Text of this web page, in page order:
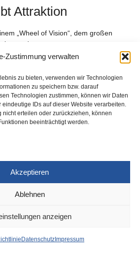
Zustimmung verwalten
zu bieten, verwenden wir Technologien
zu speichern bzw. darauf
Technologien zustimmen, können wir Daten
IDs auf dieser Website verarbeiten.
nicht erteilen oder zurückziehen, können
beeinträchtigt werden.
Akzeptieren
Ablehnen
anzeigen
Datenschutz Impressum
Attraktion
„Wheel of Vision“, dem großen
und…
COOKIE-RICHTLINIE (EU)